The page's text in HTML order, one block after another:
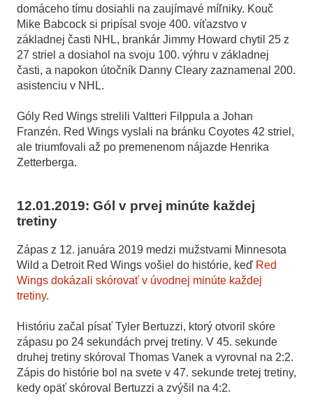
domáceho tímu dosiahli na zaujímavé míľniky. Kouč
Mike Babcock si pripísal svoje 400. víťazstvo v
základnej časti NHL, brankár Jimmy Howard chytil 25 z
27 striel a dosiahol na svoju 100. výhru v základnej
časti, a napokon útočník Danny Cleary zaznamenal 200.
asistenciu v NHL.
Góly Red Wings strelili Valtteri Filppula a Johan
Franzén. Red Wings vyslali na bránku Coyotes 42 striel,
ale triumfovali až po premenenom nájazde Henrika
Zetterberga.
12.01.2019: Gól v prvej minúte každej
tretiny
Zápas z 12. januára 2019 medzi mužstvami Minnesota
Wild a Detroit Red Wings vošiel do histórie, keď Red
Wings dokázali skórovať v úvodnej minúte každej
tretiny.
Históriu začal písať Tyler Bertuzzi, ktorý otvoril skóre
zápasu po 24 sekundách prvej tretiny. V 45. sekunde
druhej tretiny skóroval Thomas Vanek a vyrovnal na 2:2.
Zápis do histórie bol na svete v 47. sekunde tretej tretiny,
kedy opäť skóroval Bertuzzi a zvýšil na 4:2.